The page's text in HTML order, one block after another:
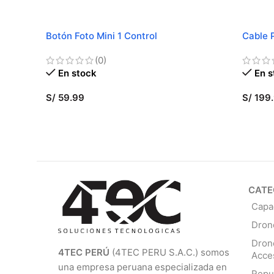
Botón Foto Mini 1 Control
(0)
En stock
S/ 59.99
Cable
En
S/
4TEC PERÚ (4TEC PERU S.A.C.) somos
una empresa peruana especializada en